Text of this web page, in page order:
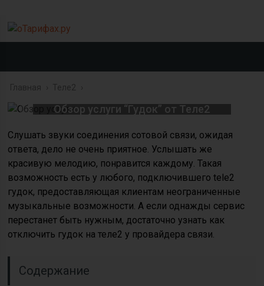
Главная Теле2
Обзор услуги “Гудок” от Теле2
Слушать звуки соединения сотовой связи, ожидая
ответа, дело не очень приятное. Услышать же
красивую мелодию, понравится каждому. Такая
возможность есть у любого, подключившего tele2
гудок, предоставляющая клиентам неограниченные
музыкальные возможности. А если однажды сервис
перестанет быть нужным, достаточно узнать как
отключить гудок на теле2 у провайдера связи.
Содержание